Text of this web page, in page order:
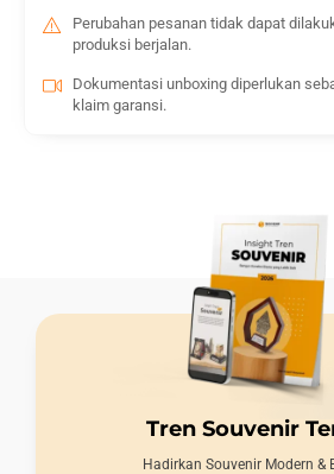
Perubahan pesanan tidak dapat
produksi berjalan.
Dokumentasi unboxing diperlukan
klaim garansi.
Tren Souvenir
Hadirkan Souvenir Modern &